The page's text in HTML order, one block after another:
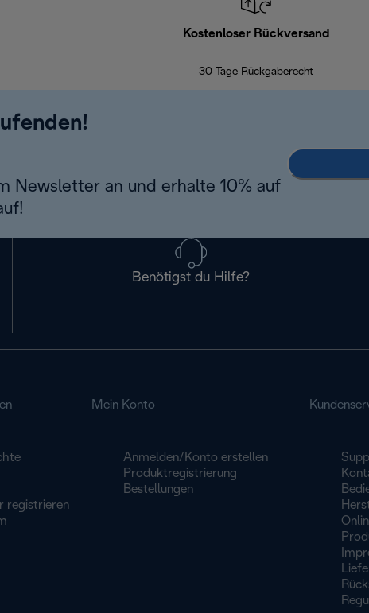
Kostenloser Rückversand
30 Tage Rückgaberecht
Newsletter an und erhalte 10% auf
Benötigst du Hilfe?
registrieren
Mein Konto
Anmelden/Konto erstellen
Produktregistrierung
Bestellungen